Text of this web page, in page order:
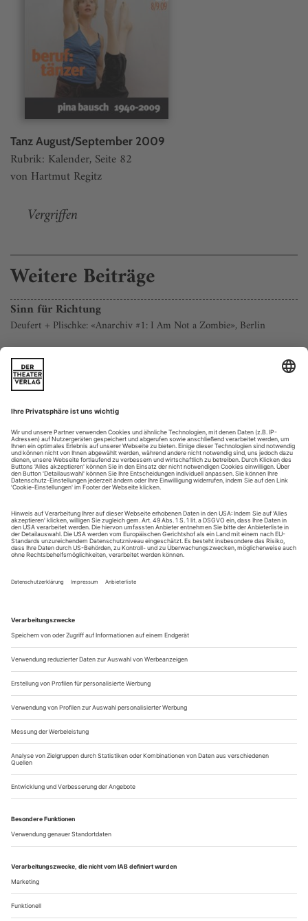
Tanz August/September 2009
Rubrik: Kalender, Seite 82
von Hartmut Regitz
Vergriffen
Weitere Beiträge
Sinn für Richtung
Deufert + Plischke: «Anarchiv #1: I Am Not a Zombie», Berlin
Sinn für Richtung. Oder Wissen um die Richtung? Auch
Wesen der Regie. «A sense (essence) of direction» ist
mehrdeutig. Für Choreografen und Lebenskünstler formuliert
der Satz ein Überlebensprinzip. Doppelsinnige, dialektische,
irreführende und Markierungen setzende Botschaften
adressieren Thomas Plischke und Kattrin Deufert an die
Zuschauer in ihrer auf Kampnagel...
Pina, die Tänzerin
choreografiert am liebsten zu Rockmusik der US-Gruppe Tools.
Liptay war Schülerin von Kurt Jooss, tanzte in Paris mit Karin
Waehner und in New York mit Martha Graham. In ihrer Erinnerung
Jooss-Interpretin aus der Zeit an der Folkwang-Schule.
studierte im Jahrgang über mir. Der Unterricht bestand zur
Hälfte aus Klassik, die wir meistens «en dehors» tanzten. Pina
nahm auch an der Meisterklasse für abstrakte Choreografie
teil. Was sie als Tänzerin auszeichnete, war das vollkommene
Aufgehen im Raum, wie es entsteht, wenn man die Technik
von Kurt...
Bounce: «Insane in the Brain»
London
Als in den 1970er Jahren einer über das Kuckucksnest flog,
regnete es Oscars. Milos Formans Film nach dem Roman
«One Flew Over the Cuckoos’s Nest» von Ken Kesey traf den
Zeitgeistnagel auf den Kopf. Antiautorität und
Psychiatriekritik waren salonfähig. Die Zeiten, da man für
Lobotomie einen Nobelpreis bekam, waren zwar vorbei, doch
der Elektroschock galt, trotz...